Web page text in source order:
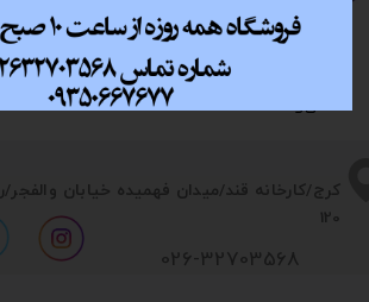
​​کرج/کارخانه قند/میدان فهمیده خیابان والفجر/
120
026-32703568
تحویل
(تهران)​​​​​​​
پشتیبانی بر خط​​​​​​​
کالا​​​​​​​